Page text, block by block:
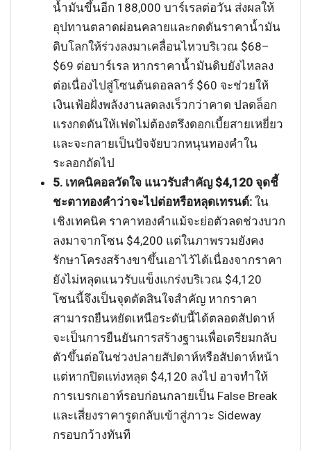
น้ำมันขึ้นอีก 188,000 บาร์เรลต่อวัน ส่งผลให้
อุปทานตลาดผ่อนคลายและกดดันราคาน้ำมัน
ดิบโลกให้ร่วงลงมาเคลื่อนไหวบริเวณ $68–
$69 ต่อบาร์เรล หากราคาน้ำมันดิบยังไหลลง
ต่อเนื่องไปสู่โซนต้นดอลลาร์ $60 จะช่วยให้
เงินเฟ้อฝั่งพลังงานลดลงเร็วกว่าคาด ปลดล็อก
แรงกดดันให้เฟดไม่ต้องตรึงดอกเบี้ยสายเหยี่ยว
และจะกลายเป็นปัจจัยบวกหนุนทองคำใน
ระลอกถัดไป
5. เทคนิคอลวัดใจ แนวรับสำคัญ $4,120 จุดชี้
ชะตาทองคำว่าจะไปต่อหรือหลุดเทรนด์: ใน
เชิงเทคนิค ราคาทองคำแม้จะย่อตัวลดช่วงบวก
ลงมาจากโซน $4,200 แต่ในภาพรวมยังคง
รักษาโครงสร้างขาขึ้นเอาไว้ได้เนื่องจากราคา
ยังไม่หลุดแนวรับแข็งแกร่งบริเวณ $4,120
โซนนี้จึงเป็นจุดตัดสินใจสำคัญ หากราคา
สามารถยืนหยัดเหนือระดับนี้ได้ตลอดสัปดาห์
จะเป็นการยืนยันการสร้างฐานเพื่อเตรียมกลับ
ตัวขึ้นต่อในช่วงปลายสัปดาห์หรือสัปดาห์หน้า
แต่หากปิดแท่งหลุด $4,120 ลงไป อาจทำให้
การเบรกเอาท์รอบก่อนกลายเป็น False Break
และเสี่ยงราคารูดกลับเข้าสู่ภาวะ Sideway
กรอบกว้างทันที